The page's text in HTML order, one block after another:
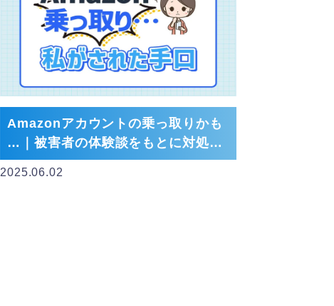
Amazonアカウントの乗っ取りかも
…｜被害者の体験談をもとに対処法
を解説
2025.06.02